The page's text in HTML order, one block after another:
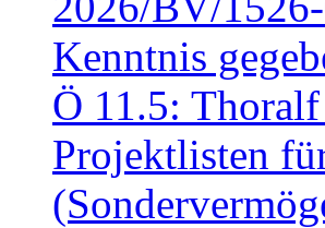
Kenntnis
Ö 11.5:
Projektlisten